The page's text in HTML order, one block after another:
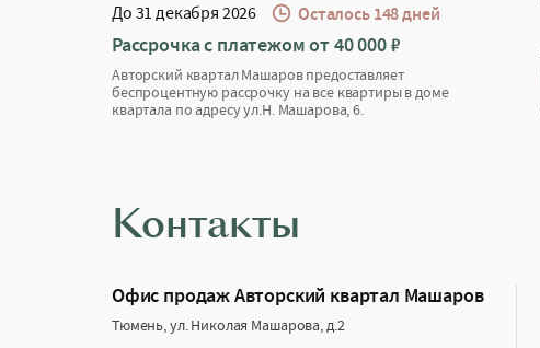
До 31 декабря 2026 Осталось 148 дней
Рассрочка с платежом от 40 000 ₽
Авторский квартал Машаров предоставляет
беспроцентную рассрочку на все квартиры в доме
квартала по адресу ул.Н. Машарова, 6.
Контакты
Офис продаж Авторский квартал Машаров
Тюмень, ул. Николая Машарова, д.2